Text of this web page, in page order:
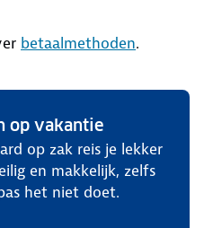
betaalmethoden.
op vakantie
op zak reis je lekker
en makkelijk, zelfs
het niet doet.